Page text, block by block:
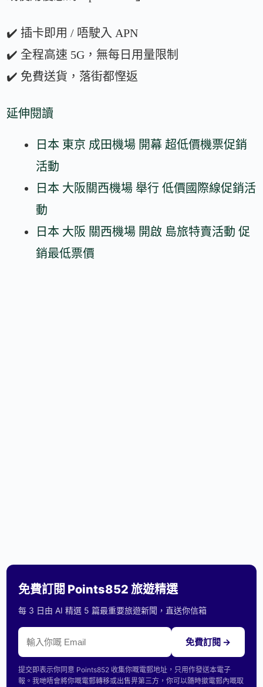
✔️ 插卡即用 / 唔駛入 APN
✔️ 全程高速 5G，無每日用量限制
✔️ 免費送貨，落街都慳返
延伸閱讀
日本 東京 成田機場 開幕 超低價機票促銷
活動
日本 大阪關西機場 舉行 低價國際線促銷活
動
日本 大阪 關西機場 開啟 島旅特賣活動 促
銷最低票價
免費訂閱 Points852 旅遊精選
每 3 日由 AI 精選 5 篇最重要旅遊新聞，直送你信箱
免費訂閱 →
提交即表示你同意 Points852 收集你嘅電郵地址，只用作發送本電子
報。我哋唔會將你嘅電郵轉移或出售畀第三方，你可以隨時撳電郵內嘅取